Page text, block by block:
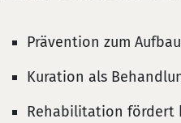
Prävention zum
Kuration als
Rehabilitation fördert